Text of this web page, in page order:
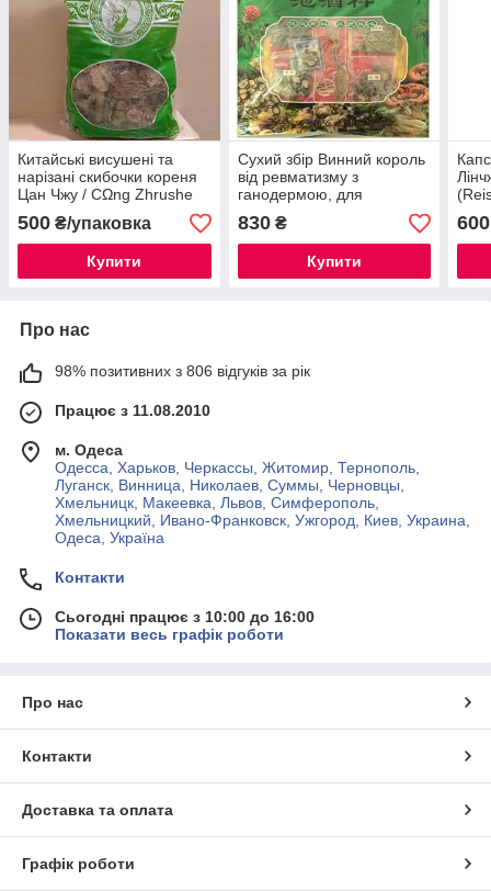
Китайські висушені та
нарізані скибочки кореня
Цан Чжу / CΩng Zhrushe
атрактилодес ланцетний
(Cangzhu) Atractylodes
lancea
500 ₴/упаковка
Купити
Сухий збір Винний король
від ревматизму з
ганодермою, для
лікувальної настоянки.
вага 400 г
830₴
Купити
60
600
Про нас
98% позитивних з 806 відгуків за рік
Працює з 11.08.2010
м. Одеса
Одесса, Харьков, Черкассы, Житомир, Тернополь,
Луганск, Винница, Николаев, Суммы, Черновцы,
Хмельницк, Макеевка, Львов, Симферополь,
Хмельницкий, Ивано-Франковск, Ужгород, Киев, Украина,
Одеса, Україна
Контакти
Сьогодні працює з 10:00 до 16:00
Показати весь графік роботи
Про нас
Контакти
Доставка та оплата
Графік роботи